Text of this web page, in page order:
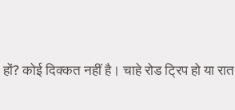
कोई दिक्कत नहीं है। चाहे रोड ट्रिप हो या रात